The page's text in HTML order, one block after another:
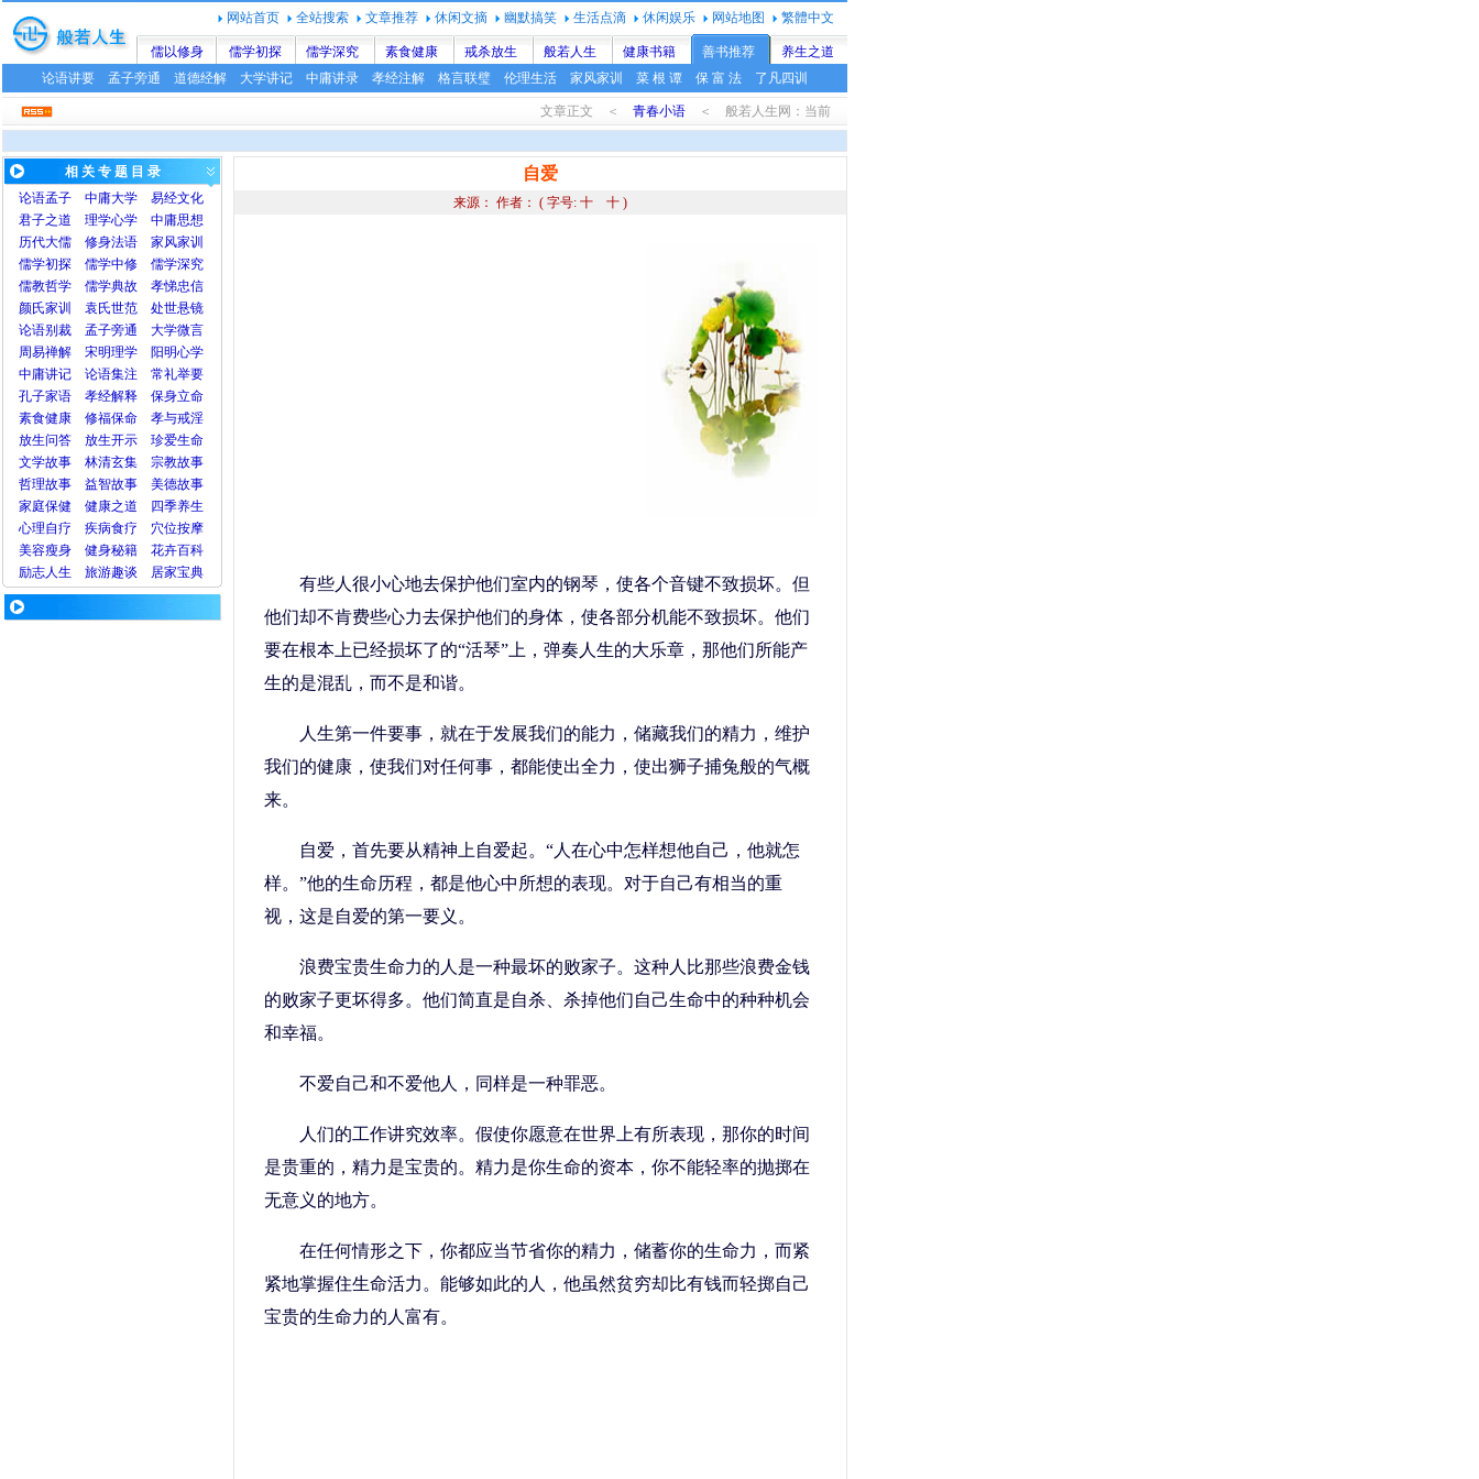
网站首页 全站搜索 文章推荐 休闲文摘 幽默搞笑 生活点滴 休闲娱乐 网站地图 繁體中文
儒以修身 儒学初探 儒学深究 素食健康 戒杀放生 般若人生 健康书籍 善书推荐
养生之道
论语讲要
孟子旁通 道德经解 大学讲记 中庸讲录 孝经注解 格言联璧 伦理生活 家风家训 菜 根 谭 保 富 法 了凡四训
文章正文 ＜ 青春小语 ＜ 般若人生网：当前
相 关 专 题 目 录
论语孟子 中庸大学
易经文化
君子之道
理学心学
中庸思想
历代大儒
修身法语
家风家训
儒学初探
儒学中修
儒学深究
儒教哲学
儒学典故
孝悌忠信
颜氏家训
袁氏世范
处世悬镜
论语别裁
孟子旁通
大学微言
周易禅解
宋明理学
阳明心学
中庸讲记
论语集注
常礼举要
孔子家语
孝经解释
保身立命
素食健康
修福保命
孝与戒淫
放生问答
放生开示
珍爱生命
文学故事
林清玄集
宗教故事
哲理故事
益智故事
美德故事
家庭保健
健康之道
四季养生
心理自疗 疾病食疗 穴位按摩
美容瘦身 健身秘籍 花卉百科
励志人生
旅游趣谈 居家宝典
自爱
来源： 作者： ( 字号: 十 十 )
有些人很小心地去保护他们室内的钢琴，使各个音键不致损坏。但
他们却不肯费些心力去保护他们的身体，使各部分机能不致损坏。他们
要在根本上已经损坏了的“活琴”上，弹奏人生的大乐章，那他们所能产
生的是混乱，而不是和谐。
人生第一件要事，就在于发展我们的能力，储藏我们的精力，维护
我们的健康，使我们对任何事，都能使出全力，使出狮子捕兔般的气概
来。
自爱，首先要从精神上自爱起。“人在心中怎样想他自己，他就怎
样。”他的生命历程，都是他心中所想的表现。对于自己有相当的重
视，这是自爱的第一要义。
浪费宝贵生命力的人是一种最坏的败家子。这种人比那些浪费金钱
的败家子更坏得多。他们简直是自杀、杀掉他们自己生命中的种种机会
和幸福。
不爱自己和不爱他人，同样是一种罪恶。
人们的工作讲究效率。假使你愿意在世界上有所表现，那你的时间
是贵重的，精力是宝贵的。精力是你生命的资本，你不能轻率的抛掷在
无意义的地方。
在任何情形之下，你都应当节省你的精力，储蓄你的生命力，而紧
紧地掌握住生命活力。能够如此的人，他虽然贫穷却比有钱而轻掷自己
宝贵的生命力的人富有。